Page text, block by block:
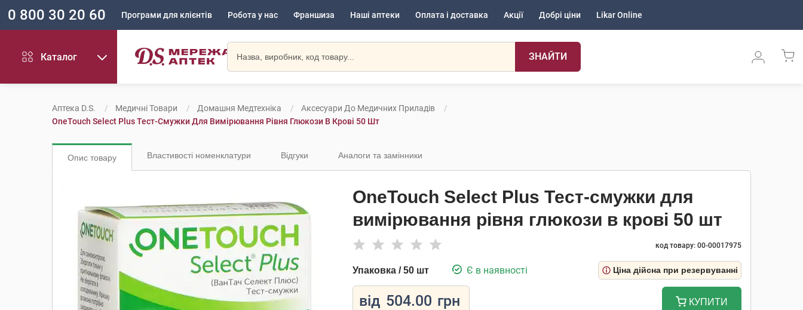
0 800 30 20 60 Програми для клієнтів Робота у нас Франшиза Наші аптеки Оплата і доставка Акції Добрі ціни Likar Online
Каталог ЗНАЙТИ
Аптека D.S. Медичні Товари Домашня Медтехніка
Аксесуари До Медичних Приладів
OneTouch Select Plus Тест-Смужки Для Вимірювання Рівня Глюкози В Крові 50 Шт
Опис товару Властивості номенклатури Відгуки Аналоги та замінники
OneTouch Select Plus Тест-смужки для
вимірювання рівня глюкози в крові 50 шт
код товару: 00-00017975
Упаковка / 50 шт Є в наявності Ціна дійсна при резервуванні
від 504.00 грн КУПИТИ